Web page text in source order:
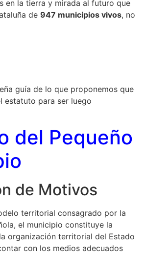
en la tierra y mirada al futuro que
de 947 municipios vivos, no
guía de lo que proponemos que
estatuto para ser luego
del Pequeño
de Motivos
territorial consagrado por la
el municipio constituye la
organización territorial del Estado
con los medios adecuados